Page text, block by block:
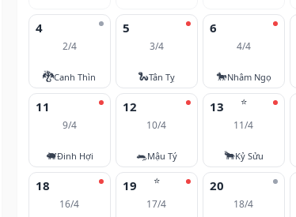
4
2/4
🐉Canh Thìn
5
3/4
🐍Tân Tỵ
6
4/4
🐎Nhâm Ngọ
11
9/4
🐖Đinh Hợi
12
10/4
🐀Mậu Tý
⭐
13
11/4
🐂Kỷ Sửu
18
16/4
⭐
19
17/4
20
18/4